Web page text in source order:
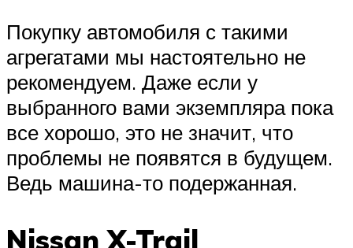
Покупку автомобиля с такими
агрегатами мы настоятельно не
рекомендуем. Даже если у
выбранного вами экземпляра пока
все хорошо, это не значит, что
проблемы не появятся в будущем.
Ведь машина-то подержанная.
Nissan X-Trail